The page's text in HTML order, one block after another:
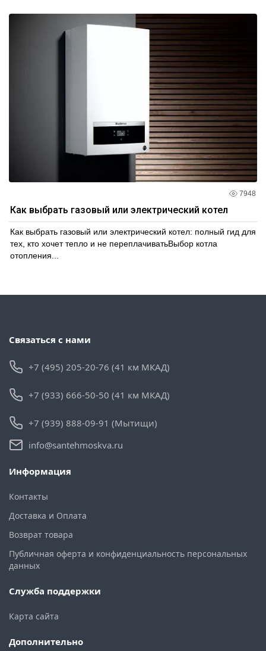
7948
Как выбрать газовый или электрический котел
Как выбрать газовый или электрический котел: полный гид для
тех, кто хочет тепло и не переплачиватьВыбор котла
отопления...
Связаться с нами
+7 (495) 205-20-76 (41 км МКАД)
+7 (933) 666-50-50 (41 км МКАД)
+7 (939) 888-09-91 (Мытищи)
info@santehmoskva.ru
Информация
Контакты
Доставка и Оплата
Возврат товара
Публичная оферта и конфиденциальность персональных
данных
Служба поддержки
Карта сайта
Дополнительно